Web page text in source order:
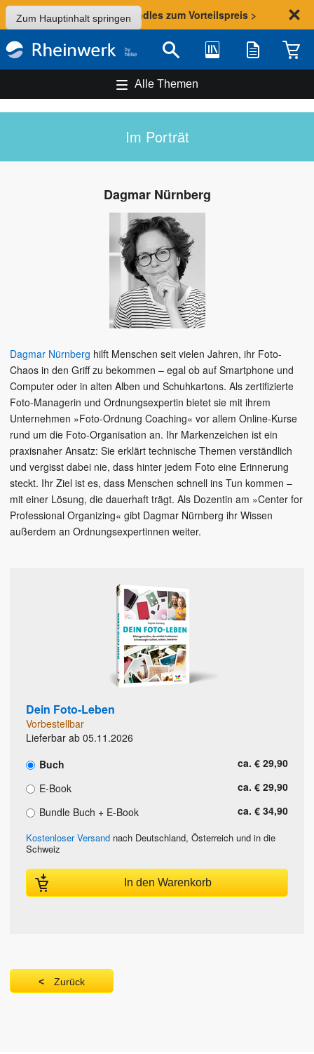
Zum Hauptinhalt springen
Sommer-Aktion: Bundles zum Vorteilspreis >
Suche Bibliothek Merkliste
Alle Themen
Im Porträt
Dagmar Nürnberg
Dagmar Nürnberg hilft Menschen seit vielen Jahren, ihr Foto-
Chaos in den Griff zu bekommen – egal ob auf Smartphone und
Computer oder in alten Alben und Schuhkartons. Als zertifizierte
Foto-Managerin und Ordnungsexpertin bietet sie mit ihrem
Unternehmen »Foto-Ordnung Coaching« vor allem Online-Kurse
rund um die Foto-Organisation an. Ihr Markenzeichen ist ein
praxisnaher Ansatz: Sie erklärt technische Themen verständlich
und vergisst dabei nie, dass hinter jedem Foto eine Erinnerung
steckt. Ihr Ziel ist es, dass Menschen schnell ins Tun kommen –
mit einer Lösung, die dauerhaft trägt. Als Dozentin am »Center for
Professional Organizing« gibt Dagmar Nürnberg ihr Wissen
außerdem an Ordnungsexpertinnen weiter.
Dein Foto-Leben
Vorbestellbar
Lieferbar ab 05.11.2026
Buch
ca. € 29,90
E-Book
ca. € 29,90
Bundle Buch + E-Book
ca. € 34,90
Kostenloser Versand nach Deutschland, Österreich und in die
Schweiz
In den Warenkorb
Zurück